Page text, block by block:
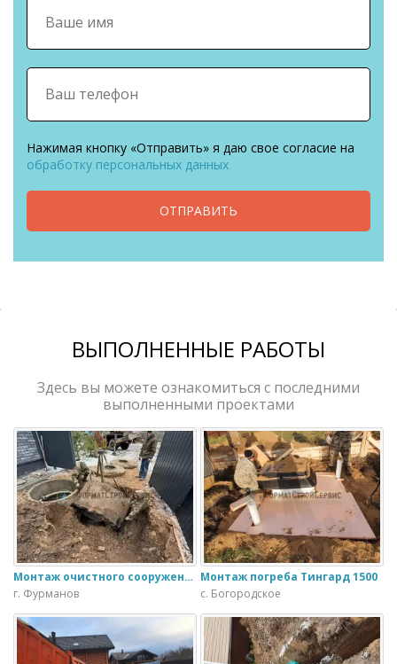
Нажимая кнопку «Отправить» я даю свое согласие на
обработку персональных данных
ОТПРАВИТЬ
ВЫПОЛНЕННЫЕ РАБОТЫ
Здесь вы можете ознакомиться с последними
выполненными проектами
Монтаж очистного сооружения Тверь - 1.1ПН в загородном доме
г. Фурманов
Монтаж погреба Тингард 1500
с. Богородское